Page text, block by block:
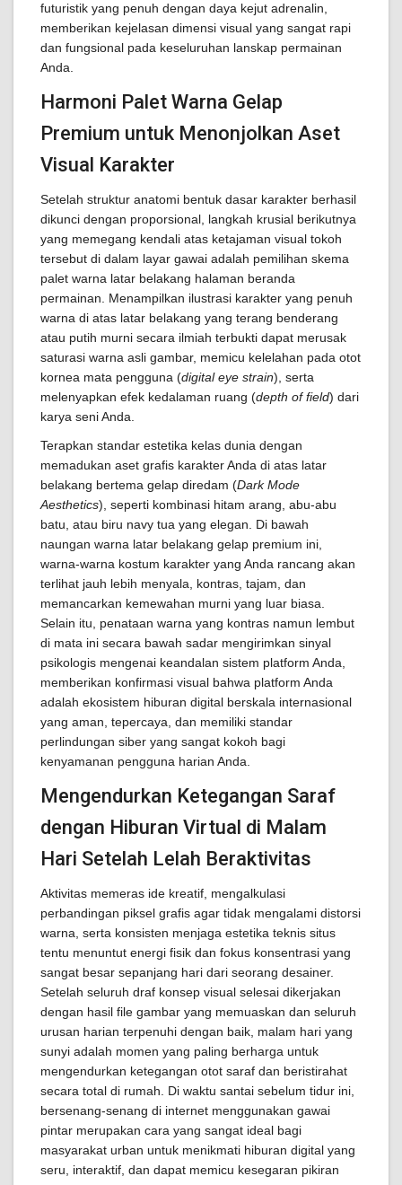
futuristik yang penuh dengan daya kejut adrenalin,
memberikan kejelasan dimensi visual yang sangat rapi
dan fungsional pada keseluruhan lanskap permainan
Anda.
Harmoni Palet Warna Gelap
Premium untuk Menonjolkan Aset
Visual Karakter
Setelah struktur anatomi bentuk dasar karakter berhasil
dikunci dengan proporsional, langkah krusial berikutnya
yang memegang kendali atas ketajaman visual tokoh
tersebut di dalam layar gawai adalah pemilihan skema
palet warna latar belakang halaman beranda
permainan. Menampilkan ilustrasi karakter yang penuh
warna di atas latar belakang yang terang benderang
atau putih murni secara ilmiah terbukti dapat merusak
saturasi warna asli gambar, memicu kelelahan pada otot
kornea mata pengguna (digital eye strain), serta
melenyapkan efek kedalaman ruang (depth of field) dari
karya seni Anda.
Terapkan standar estetika kelas dunia dengan
memadukan aset grafis karakter Anda di atas latar
belakang bertema gelap diredam (Dark Mode
Aesthetics), seperti kombinasi hitam arang, abu-abu
batu, atau biru navy tua yang elegan. Di bawah
naungan warna latar belakang gelap premium ini,
warna-warna kostum karakter yang Anda rancang akan
terlihat jauh lebih menyala, kontras, tajam, dan
memancarkan kemewahan murni yang luar biasa.
Selain itu, penataan warna yang kontras namun lembut
di mata ini secara bawah sadar mengirimkan sinyal
psikologis mengenai keandalan sistem platform Anda,
memberikan konfirmasi visual bahwa platform Anda
adalah ekosistem hiburan digital berskala internasional
yang aman, tepercaya, dan memiliki standar
perlindungan siber yang sangat kokoh bagi
kenyamanan pengguna harian Anda.
Mengendurkan Ketegangan Saraf
dengan Hiburan Virtual di Malam
Hari Setelah Lelah Beraktivitas
Aktivitas memeras ide kreatif, mengalkulasi
perbandingan piksel grafis agar tidak mengalami distorsi
warna, serta konsisten menjaga estetika teknis situs
tentu menuntut energi fisik dan fokus konsentrasi yang
sangat besar sepanjang hari dari seorang desainer.
Setelah seluruh draf konsep visual selesai dikerjakan
dengan hasil file gambar yang memuaskan dan seluruh
urusan harian terpenuhi dengan baik, malam hari yang
sunyi adalah momen yang paling berharga untuk
mengendurkan ketegangan otot saraf dan beristirahat
secara total di rumah. Di waktu santai sebelum tidur ini,
bersenang-senang di internet menggunakan gawai
pintar merupakan cara yang sangat ideal bagi
masyarakat urban untuk menikmati hiburan digital yang
seru, interaktif, dan dapat memicu kesegaran pikiran